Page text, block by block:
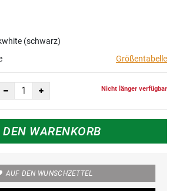
(schwarz)
Größentabelle
Nicht länger verfügbar
WARENKORB
AUF DEN WUNSCHZETTEL